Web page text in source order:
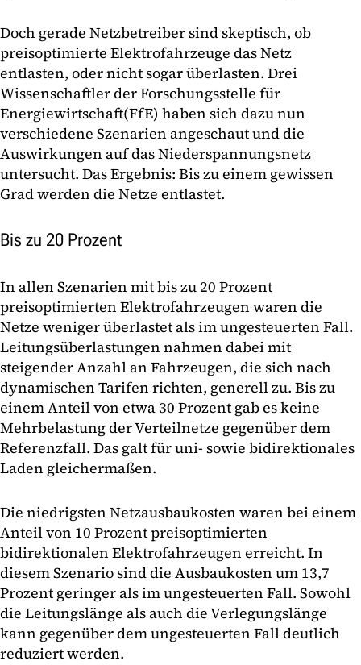
Doch gerade Netzbetreiber sind skeptisch, ob
preisoptimierte Elektrofahrzeuge das Netz
entlasten, oder nicht sogar überlasten. Drei
Wissenschaftler der Forschungsstelle für
Energiewirtschaft(FfE) haben sich dazu nun
verschiedene Szenarien angeschaut und die
Auswirkungen auf das Niederspannungsnetz
untersucht. Das Ergebnis: Bis zu einem gewissen
Grad werden die Netze entlastet.
Bis zu 20 Prozent
In allen Szenarien mit bis zu 20 Prozent
preisoptimierten Elektrofahrzeugen waren die
Netze weniger überlastet als im ungesteuerten Fall.
Leitungsüberlastungen nahmen dabei mit
steigender Anzahl an Fahrzeugen, die sich nach
dynamischen Tarifen richten, generell zu. Bis zu
einem Anteil von etwa 30 Prozent gab es keine
Mehrbelastung der Verteilnetze gegenüber dem
Referenzfall. Das galt für uni- sowie bidirektionales
Laden gleichermaßen.
Die niedrigsten Netzausbaukosten waren bei einem
Anteil von 10 Prozent preisoptimierten
bidirektionalen Elektrofahrzeugen erreicht. In
diesem Szenario sind die Ausbaukosten um 13,7
Prozent geringer als im ungesteuerten Fall. Sowohl
die Leitungslänge als auch die Verlegungslänge
kann gegenüber dem ungesteuerten Fall deutlich
reduziert werden.